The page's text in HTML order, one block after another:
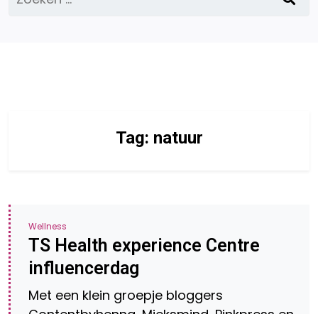
naar:
Tag: natuur
Wellness
TS Health experience Centre
influencerdag
Met een klein groepje bloggers